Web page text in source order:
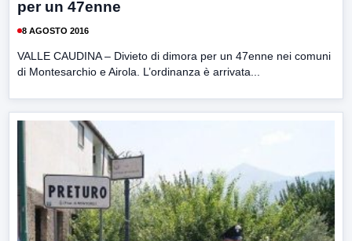
per un 47enne
8 AGOSTO 2016
VALLE CAUDINA – Divieto di dimora per un 47enne nei comuni
di Montesarchio e Airola. L’ordinanza è arrivata...